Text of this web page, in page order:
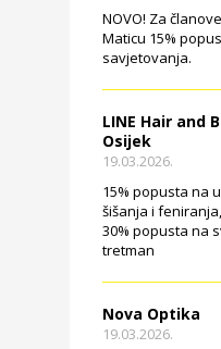
NOVO! Za
Maticu 15%
savjetovanja.
LINE Hair and
Osijek
19.03.2026.
15% popusta na
šišanja i
30% popusta na
tretman
Nova Optika
19.03.2026.